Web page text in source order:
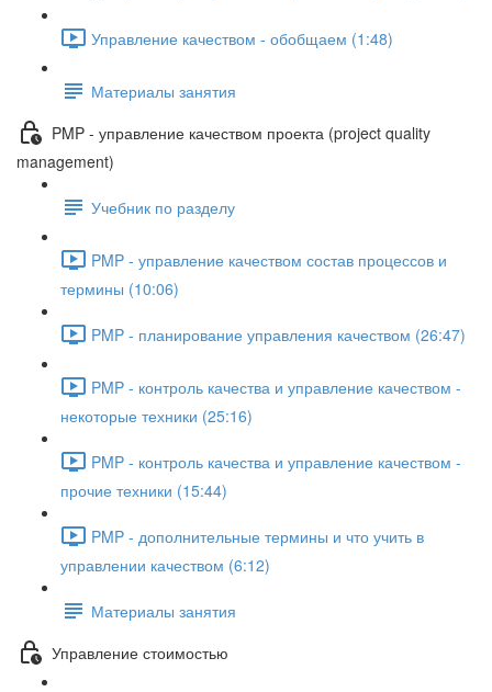
Управление качеством - обобщаем (1:48)
Материалы занятия
PMP - управление качеством проекта (project quality
management)
Учебник по разделу
PMP - управление качеством состав процессов и
термины (10:06)
PMP - планирование управления качеством (26:47)
PMP - контроль качества и управление качеством -
некоторые техники (25:16)
PMP - контроль качества и управление качеством -
прочие техники (15:44)
PMP - дополнительные термины и что учить в
управлении качеством (6:12)
Материалы занятия
Управление стоимостью